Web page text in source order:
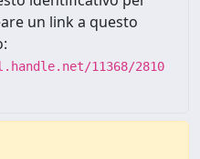
un link a questo
11368/2810